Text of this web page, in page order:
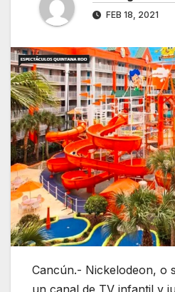
FEB 18, 2021
Cancún.- Nickelodeon, o
un canal de TV infantil y